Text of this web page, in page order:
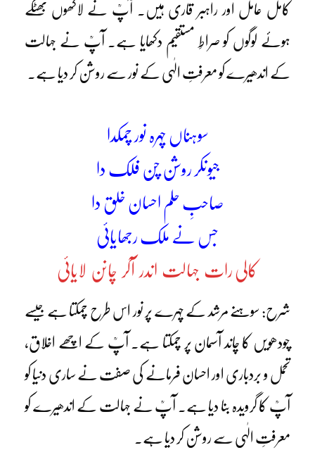
کامل عامل اور راہبر قاری ہیں۔ آپؒ نے لاکھوں بھٹکے
ہوئے لوگوں کو صراطِ مستقیم دکھایا ہے۔ آپؒ نے جہالت
کے اندھیرے کو معرفتِ الٰہی کے نور سے روشن کر دیا ہے۔
سوہناں چہرہ نور چمکدا
جیونکر روشن چن فلک دا
صاحبِ حلم احسان خلق دا
جس نے ملک رجھایائی
کالی رات جہالت اندر آکر چانن لایائی
شرح: سوہنے مرشد کے چہرے پر نور اس طرح چمکتا ہے جیسے
چودھویں کا چاند آسمان پر چمکتا ہے۔ آپؒ کے اچھے اخلاق،
تحمل و بردباری اور احسان فرمانے کی صفت نے ساری دنیا کو
آپؒ کا گرویدہ بنا دیا ہے۔ آپؒ نے جہالت کے اندھیرے کو
معرفتِ الٰہی سے روشن کر دیا ہے۔